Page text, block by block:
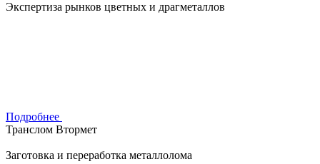
Экспертиза рынков цветных и драгметаллов
Подробнее
Транслом Втормет
Заготовка и переработка металлолома